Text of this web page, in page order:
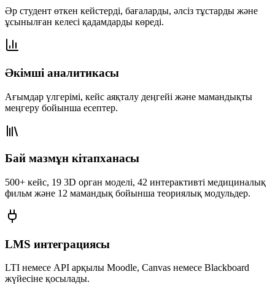
Әр студент өткен кейстерді, бағаларды, әлсіз тұстарды және
ұсынылған келесі қадамдарды көреді.
Әкімші аналитикасы
Ағымдар үлгерімі, кейс аяқталу деңгейі және мамандықты
меңгеру бойынша есептер.
Бай мазмұн кітапханасы
500+ кейс, 19 3D орган моделі, 42 интерактивті медициналық
фильм және 12 мамандық бойынша теориялық модульдер.
LMS интеграциясы
LTI немесе API арқылы Moodle, Canvas немесе Blackboard
жүйесіне қосылады.